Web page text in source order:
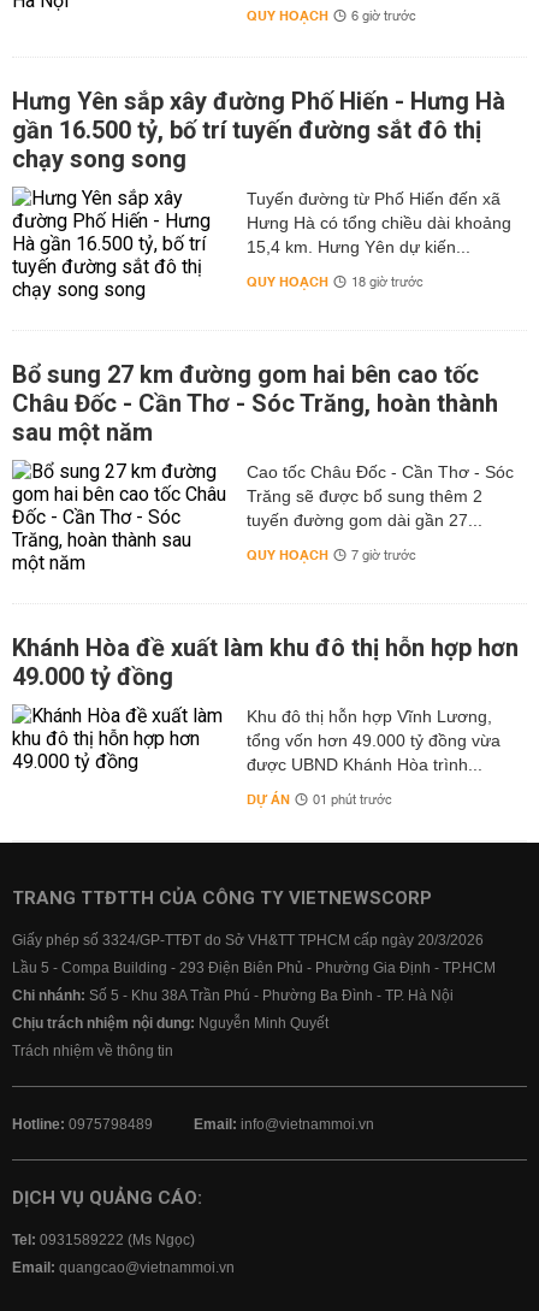
QUY HOẠCH 6 giờ trước
Hưng Yên sắp xây đường Phố Hiến - Hưng Hà
gần 16.500 tỷ, bố trí tuyến đường sắt đô thị
chạy song song
Tuyến đường từ Phố Hiến đến xã
Hưng Hà có tổng chiều dài khoảng
15,4 km. Hưng Yên dự kiến...
QUY HOẠCH 18 giờ trước
Bổ sung 27 km đường gom hai bên cao tốc
Châu Đốc - Cần Thơ - Sóc Trăng, hoàn thành
sau một năm
Cao tốc Châu Đốc - Cần Thơ - Sóc
Trăng sẽ được bổ sung thêm 2
tuyến đường gom dài gần 27...
QUY HOẠCH 7 giờ trước
Khánh Hòa đề xuất làm khu đô thị hỗn hợp hơn
49.000 tỷ đồng
Khu đô thị hỗn hợp Vĩnh Lương,
tổng vốn hơn 49.000 tỷ đồng vừa
được UBND Khánh Hòa trình...
DỰ ÁN 01 phút trước
TRANG TTĐTTH CỦA CÔNG TY VIETNEWSCORP
Giấy phép số 3324/GP-TTĐT do Sở VH&TT TPHCM cấp ngày 20/3/2026
Lầu 5 - Compa Building - 293 Điện Biên Phủ - Phường Gia Định - TP.HCM
Chi nhánh: Số 5 - Khu 38A Trần Phú - Phường Ba Đình - TP. Hà Nội
Chịu trách nhiệm nội dung: Nguyễn Minh Quyết
Trách nhiệm về thông tin
Hotline: 0975798489 Email: info@vietnammoi.vn
DỊCH VỤ QUẢNG CÁO:
Tel: 0931589222 (Ms Ngọc)
Email: quangcao@vietnammoi.vn